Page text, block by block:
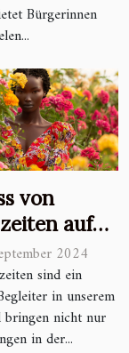
Bürgerinnen
von
auf
und
2024
sind ein
in unserem
bringen nicht nur
in der...